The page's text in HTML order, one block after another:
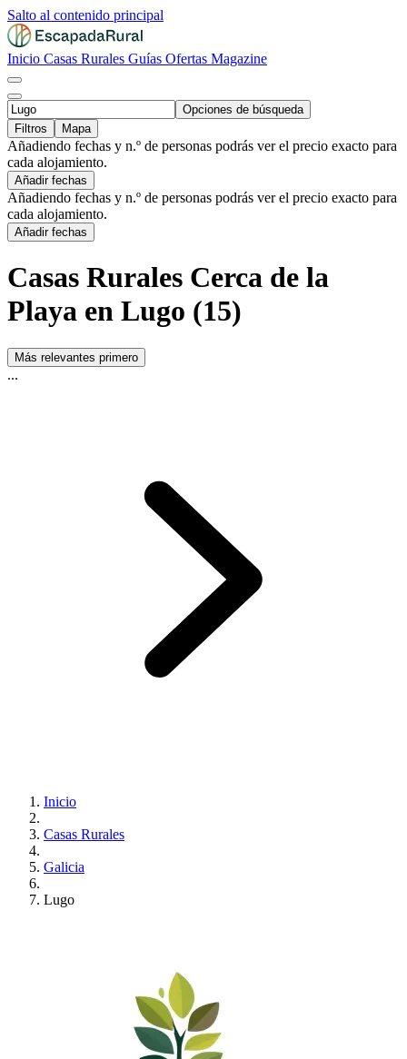
Salto al contenido principal
Inicio Casas Rurales Guías Ofertas Magazine
Opciones de búsqueda
Filtros
Mapa
Añadiendo fechas y n.º de personas podrás ver el precio exacto para
cada alojamiento.
Añadir fechas
Añadiendo fechas y n.º de personas podrás ver el precio exacto para
cada alojamiento.
Añadir fechas
Casas Rurales Cerca de la
Playa en Lugo (15)
Más relevantes primero
...
Inicio
Casas Rurales
Galicia
Lugo